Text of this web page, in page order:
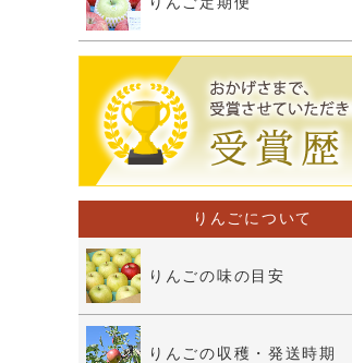
りんごについて
りんごの味の目安
りんごの収穫・発送時期